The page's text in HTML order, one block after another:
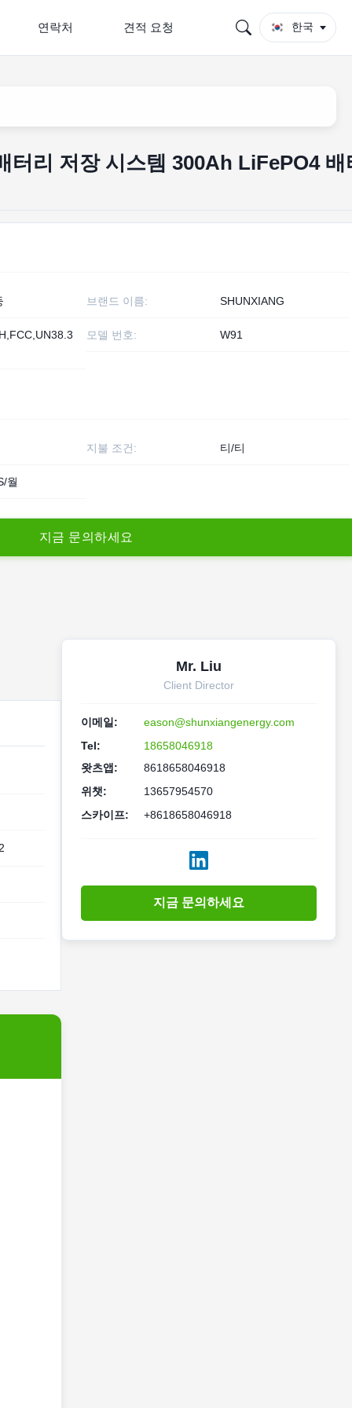
연락처 견적 요청 한국
터리 저장 시스템 300Ah LiFePO4 배
브랜드 이름: SHUNXIANG
모델 번호: W91
지불 조건: 티/티
월
지 금 문의하세 요
Mr. Liu
Client Director
이메일:
eason@shunxiangenergy.com
Tel:
18658046918
왓츠앱:
8618658046918
위챗:
13657954570
스카이프:
+8618658046918
지금 문의하세요